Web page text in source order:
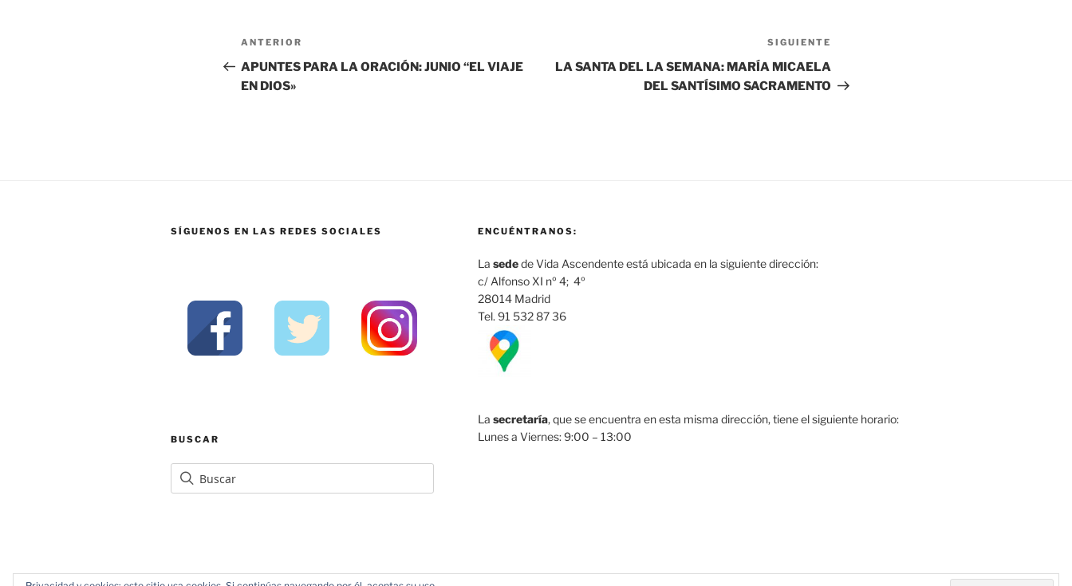
ANTERIOR
APUNTES PARA LA ORACIÓN: JUNIO “EL VIAJE
EN DIOS»
SIGUIENTE
LA SANTA DEL LA SEMANA: MARÍA MICAELA
DEL SANTÍSIMO SACRAMENTO
SÍGUENOS EN LAS REDES SOCIALES
BUSCAR
ENCUÉNTRANOS:
La sedede Vida Ascendente está ubicada en la siguiente dirección:
c/ Alfonso XI nº 4; 4º
28014 Madrid
Tel. 91 532 87 36
La secretaría, que se encuentra en esta misma dirección, tiene el siguiente horario:
Lunes a Viernes: 9:00 – 13:00